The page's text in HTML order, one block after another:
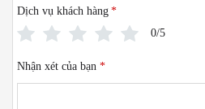
Dịch vụ khách hàng *
0/5
Nhận xét của bạn *